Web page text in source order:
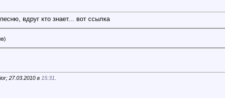
вдруг кто знает... вот ссылка
27.03.2010 в 15:31